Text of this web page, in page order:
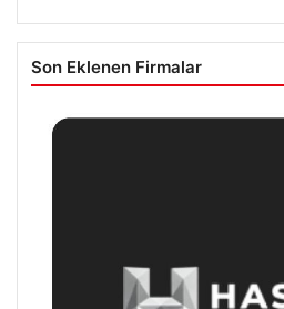
Son Eklenen Firmalar